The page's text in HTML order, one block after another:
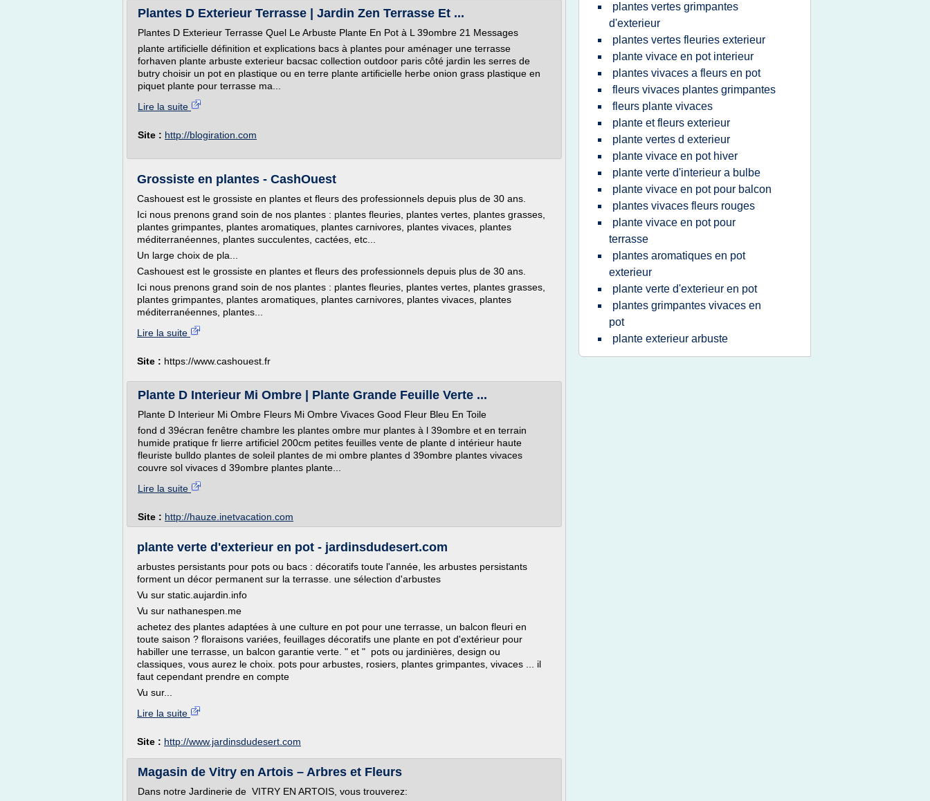
Plantes D Exterieur Terrasse | Jardin Zen Terrasse Et ...
Plantes D Exterieur Terrasse Quel Le Arbuste Plante En Pot à L 39ombre 21 Messages
plante artificielle définition et explications bacs à plantes pour aménager une terrasse
forhaven plante arbuste exterieur bacsac collection outdoor paris côté jardin les serres de
butry choisir un pot en plastique ou en terre plante artificielle herbe onion grass plastique en
piquet plante pour terrasse ma...
Lire la suite
Site : http://blogiration.com
Grossiste en plantes - CashOuest
Cashouest est le grossiste en plantes et fleurs des professionnels depuis plus de 30 ans.
Ici nous prenons grand soin de nos plantes : plantes fleuries, plantes vertes, plantes grasses,
plantes grimpantes, plantes aromatiques, plantes carnivores, plantes vivaces, plantes
méditerranéennes, plantes succulentes, cactées, etc...
Un large choix de pla...
Cashouest est le grossiste en plantes et fleurs des professionnels depuis plus de 30 ans.
Ici nous prenons grand soin de nos plantes : plantes fleuries, plantes vertes, plantes grasses,
plantes grimpantes, plantes aromatiques, plantes carnivores, plantes vivaces, plantes
méditerranéennes, plantes...
Lire la suite
Site : https://www.cashouest.fr
Plante D Interieur Mi Ombre | Plante Grande Feuille Verte ...
Plante D Interieur Mi Ombre Fleurs Mi Ombre Vivaces Good Fleur Bleu En Toile
fond d 39écran fenêtre chambre les plantes ombre mur plantes à l 39ombre et en terrain
humide pratique fr lierre artificiel 200cm petites feuilles vente de plante d intérieur haute
fleuriste bulldo plantes de soleil plantes de mi ombre plantes d 39ombre plantes vivaces
couvre sol vivaces d 39ombre plantes plante...
Lire la suite
Site : http://hauze.inetvacation.com
plante verte d'exterieur en pot - jardinsdudesert.com
arbustes persistants pour pots ou bacs : décoratifs toute l'année, les arbustes persistants
forment un décor permanent sur la terrasse. une sélection d'arbustes
Vu sur static.aujardin.info
Vu sur nathanespen.me
achetez des plantes adaptées à une culture en pot pour une terrasse, un balcon fleuri en
toute saison ? floraisons variées, feuillages décoratifs une plante en pot d'extérieur pour
habiller une terrasse, un balcon garantie verte. " et " pots ou jardinières, design ou
classiques, vous aurez le choix. pots pour arbustes, rosiers, plantes grimpantes, vivaces ... il
faut cependant prendre en compte
Vu sur...
Lire la suite
Site : http://www.jardinsdudesert.com
Magasin de Vitry en Artois – Arbres et Fleurs
Dans notre Jardinerie de VITRY EN ARTOIS, vous trouverez:
plantes vertes grimpantes
d'exterieur
plantes vertes fleuries exterieur
plante vivace en pot interieur
plantes vivaces a fleurs en pot
fleurs vivaces plantes grimpantes
fleurs plante vivaces
plante et fleurs exterieur
plante vertes d exterieur
plante vivace en pot hiver
plante verte d'interieur a bulbe
plante vivace en pot pour balcon
plantes vivaces fleurs rouges
plante vivace en pot pour
terrasse
plantes aromatiques en pot
exterieur
plante verte d'exterieur en pot
plantes grimpantes vivaces en
pot
plante exterieur arbuste